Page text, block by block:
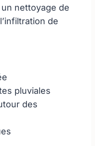
nettoyage de
de
pluviales
des